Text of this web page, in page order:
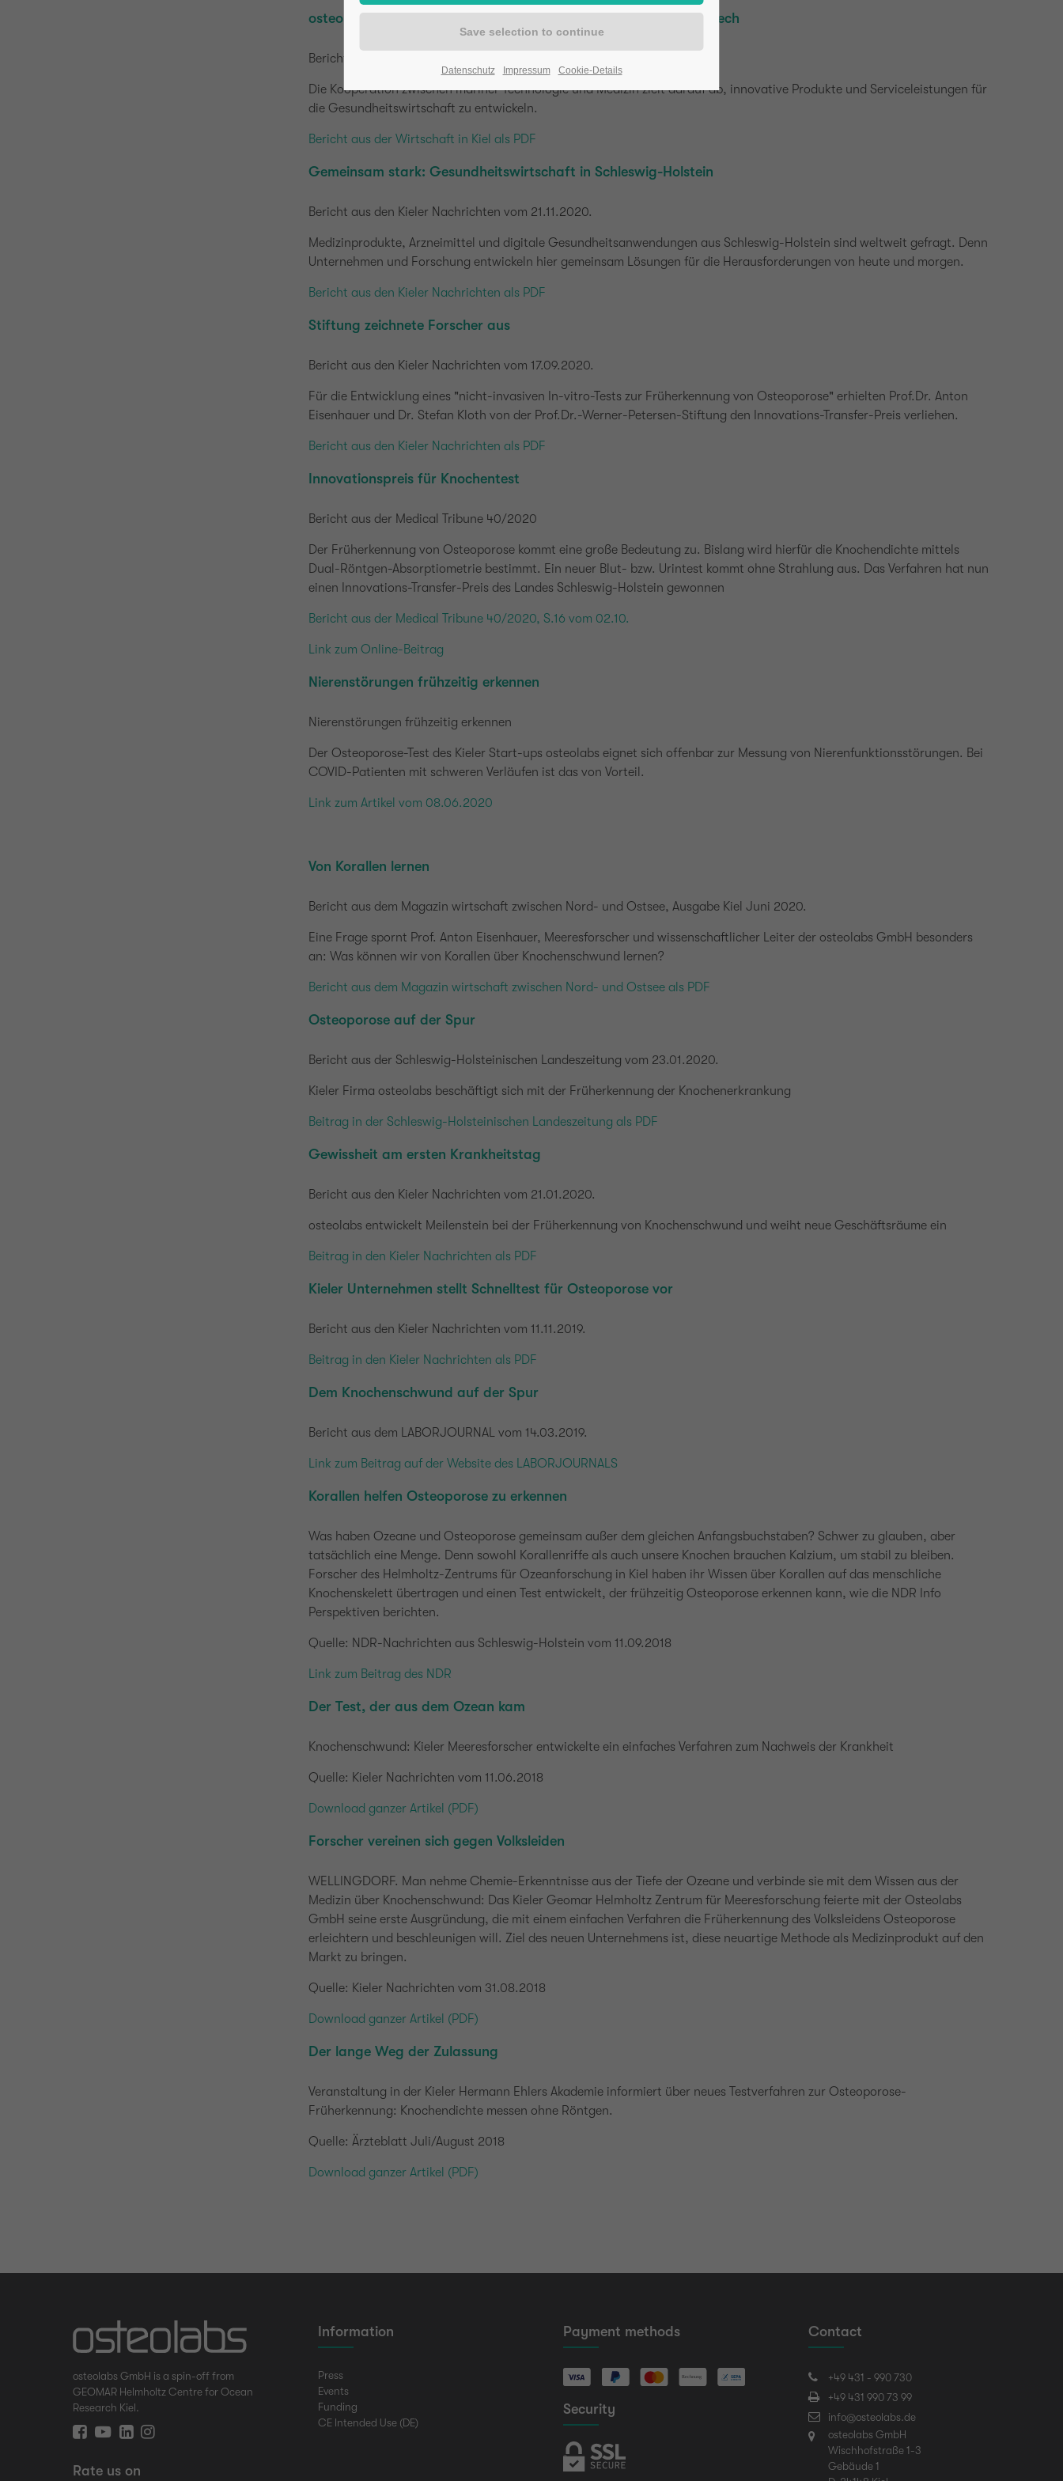
osteolabs ist Forschungspartner im Verbundprojekt BlueHealthTech
Bericht aus der Wirtschaft in Kiel von 12/2020.
Die Kooperation zwischen mariner Technologie und Medizin zielt darauf ab, innovative Produkte und Serviceleistungen für
die Gesundheitswirtschaft zu entwickeln.
Bericht aus der Wirtschaft in Kiel als PDF
Gemeinsam stark: Gesundheitswirtschaft in Schleswig-Holstein
Bericht aus den Kieler Nachrichten vom 21.11.2020.
Medizinprodukte, Arzneimittel und digitale Gesundheitsanwendungen aus Schleswig-Holstein sind weltweit gefragt. Denn
Unternehmen und Forschung entwickeln hier gemeinsam Lösungen für die Herausforderungen von heute und morgen.
Bericht aus den Kieler Nachrichten als PDF
Stiftung zeichnete Forscher aus
Bericht aus den Kieler Nachrichten vom 17.09.2020.
Für die Entwicklung eines "nicht-invasiven In-vitro-Tests zur Früherkennung von Osteoporose" erhielten Prof.Dr. Anton
Eisenhauer und Dr. Stefan Kloth von der Prof.Dr.-Werner-Petersen-Stiftung den Innovations-Transfer-Preis verliehen.
Bericht aus den Kieler Nachrichten als PDF
Innovationspreis für Knochentest
Bericht aus der Medical Tribune 40/2020
Der Früherkennung von Osteoporose kommt eine große Bedeutung zu. Bislang wird hierfür die Knochendichte mittels
Dual-Röntgen-Absorptiometrie bestimmt. Ein neuer Blut- bzw. Urintest kommt ohne Strahlung aus. Das Verfahren hat nun
einen Innovations-Transfer-Preis des Landes Schleswig-Holstein gewonnen
Bericht aus der Medical Tribune 40/2020, S.16 vom 02.10.
Link zum Online-Beitrag
Nierenstörungen frühzeitig erkennen
Nierenstörungen frühzeitig erkennen
Der Osteoporose-Test des Kieler Start-ups osteolabs eignet sich offenbar zur Messung von Nierenfunktionsstörungen. Bei
COVID-Patienten mit schweren Verläufen ist das von Vorteil.
Link zum Artikel vom 08.06.2020
Von Korallen lernen
Bericht aus dem Magazin wirtschaft zwischen Nord- und Ostsee, Ausgabe Kiel Juni 2020.
Eine Frage spornt Prof. Anton Eisenhauer, Meeresforscher und wissenschaftlicher Leiter der osteolabs GmbH besonders
an: Was können wir von Korallen über Knochenschwund lernen?
Bericht aus dem Magazin wirtschaft zwischen Nord- und Ostsee als PDF
Osteoporose auf der Spur
Bericht aus der Schleswig-Holsteinischen Landeszeitung vom 23.01.2020.
Kieler Firma osteolabs beschäftigt sich mit der Früherkennung der Knochenerkrankung
Beitrag in der Schleswig-Holsteinischen Landeszeitung als PDF
Gewissheit am ersten Krankheitstag
Bericht aus den Kieler Nachrichten vom 21.01.2020.
osteolabs entwickelt Meilenstein bei der Früherkennung von Knochenschwund und weiht neue Geschäftsräume ein
Beitrag in den Kieler Nachrichten als PDF
Kieler Unternehmen stellt Schnelltest für Osteoporose vor
Bericht aus den Kieler Nachrichten vom 11.11.2019.
Beitrag in den Kieler Nachrichten als PDF
Dem Knochenschwund auf der Spur
Bericht aus dem LABORJOURNAL vom 14.03.2019.
Link zum Beitrag auf der Website des LABORJOURNALS
Korallen helfen Osteoporose zu erkennen
Was haben Ozeane und Osteoporose gemeinsam außer dem gleichen Anfangsbuchstaben? Schwer zu glauben, aber
tatsächlich eine Menge. Denn sowohl Korallenriffe als auch unsere Knochen brauchen Kalzium, um stabil zu bleiben.
Forscher des Helmholtz-Zentrums für Ozeanforschung in Kiel haben ihr Wissen über Korallen auf das menschliche
Knochenskelett übertragen und einen Test entwickelt, der frühzeitig Osteoporose erkennen kann, wie die NDR Info
Perspektiven berichten.
Quelle: NDR-Nachrichten aus Schleswig-Holstein vom 11.09.2018
Link zum Beitrag des NDR
Der Test, der aus dem Ozean kam
Knochenschwund: Kieler Meeresforscher entwickelte ein einfaches Verfahren zum Nachweis der Krankheit
Quelle: Kieler Nachrichten vom 11.06.2018
Download ganzer Artikel (PDF)
Forscher vereinen sich gegen Volksleiden
WELLINGDORF. Man nehme Chemie-Erkenntnisse aus der Tiefe der Ozeane und verbinde sie mit dem Wissen aus der
Medizin über Knochenschwund: Das Kieler Geomar Helmholtz Zentrum für Meeresforschung feierte mit der Osteolabs
GmbH seine erste Ausgründung, die mit einem einfachen Verfahren die Früherkennung des Volksleidens Osteoporose
erleichtern und beschleunigen will. Ziel des neuen Unternehmens ist, diese neuartige Methode als Medizinprodukt auf den
Markt zu bringen.
Quelle: Kieler Nachrichten vom 31.08.2018
Download ganzer Artikel (PDF)
Der lange Weg der Zulassung
Veranstaltung in der Kieler Hermann Ehlers Akademie informiert über neues Testverfahren zur Osteoporose-
Früherkennung: Knochendichte messen ohne Röntgen.
Quelle: Ärzteblatt Juli/August 2018
Download ganzer Artikel (PDF)
osteolabs GmbH is a spin-off from
GEOMAR Helmholtz Centre for Ocean
Research Kiel.
Rate us on
Information
Press
Events
Funding
CE Intended Use (DE)
Payment methods
Security
Contact
+49 431 - 990 730
+49 431 990 73 99
info@osteolabs.de
osteolabs GmbH
Wischhofstraße 1-3
Gebäude 1
Datenschutz Impressum Cookie-Details